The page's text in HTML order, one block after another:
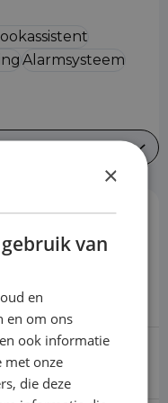
Alarmsysteem
afspraak inplannen bij de
geleverd. Banden
×
van
en
en om ons
ook informatie
met onze
die deze